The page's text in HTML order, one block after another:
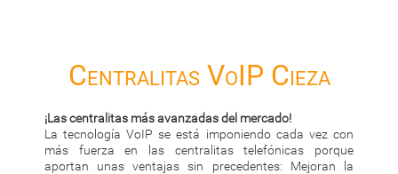
Centralitas VoIP Cieza
¡Las centralitas más avanzadas del mercado!
La tecnología VoIP se está imponiendo cada vez con
más fuerza en las centralitas telefónicas porque
aportan unas ventajas sin precedentes: Mejoran la